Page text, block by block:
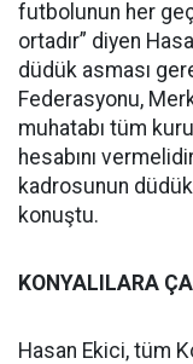
futbolunun her
ortadır” diyen
düdük asması
Federasyonu,
muhatabı tüm
hesabını
kadrosunun
konuştu.
KONYALILARA
Hasan Ekici, tüm